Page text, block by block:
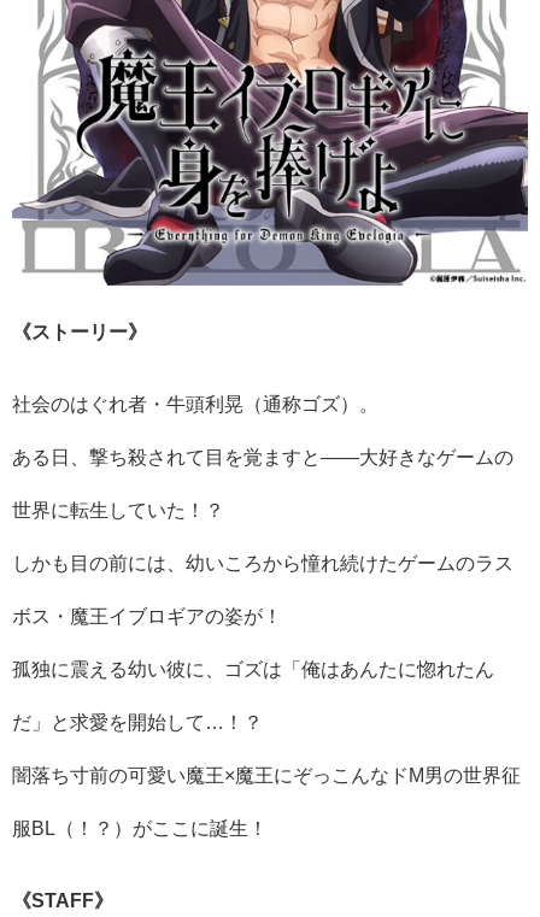
《ストーリー》​
社会のはぐれ者・牛頭利晃（通称ゴズ）。
ある日、撃ち殺されて目を覚ますと――大好きなゲームの
世界に転生していた！？
しかも目の前には、幼いころから憧れ続けたゲームのラス
ボス・魔王イブロギアの姿が！
孤独に震える幼い彼に、ゴズは「俺はあんたに惚れたん
だ」と求愛を開始して…！？
闇落ち寸前の可愛い魔王×魔王にぞっこんなドM男の世界征
服BL（！？）がここに誕生！
《STAFF》